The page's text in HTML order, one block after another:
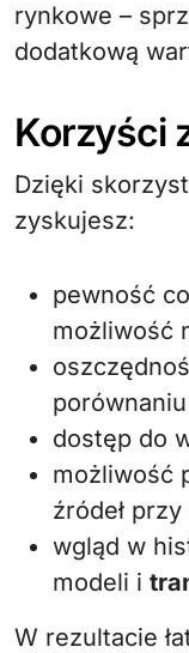
rynkowe –
dodatkową
Korzyści
Dzięki
zyskujesz:
pewność
możliwość
dostęp do
możliwość
źródeł
wgląd w
modeli i
W rezultacie